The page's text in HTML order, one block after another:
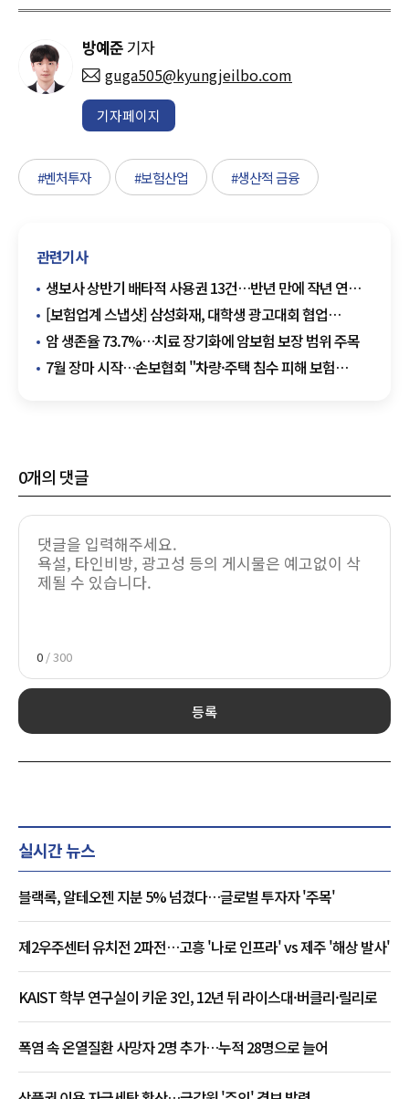
방예준 기자
guga505@kyungjeilbo.com
기자페이지
#벤처투자 #보험산업 #생산적 금융
관련기사
생보사 상반기 배타적 사용권 13건…반년 만에 작년 연간
수준
[보험업계 스냅샷] 삼성화재, 대학생 광고대회 협업
프로젝트 성료 外
암 생존율 73.7%…치료 장기화에 암보험 보장 범위 주목
7월 장마 시작…손보협회 "차량·주택 침수 피해 보험
0개의 댓글
0 / 300
등록
실시간 뉴스
블랙록, 알테오젠 지분 5% 넘겼다…글로벌 투자자 '주목'
제2우주센터 유치전 2파전…고흥 '나로 인프라' vs 제주 '해상 발사'
KAIST 학부 연구실이 키운 3인, 12년 뒤 라이스대·버클리·릴리로
폭염 속 온열질환 사망자 2명 추가…누적 28명으로 늘어